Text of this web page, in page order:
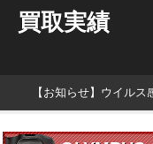
買取実績
【お知らせ】ウイル